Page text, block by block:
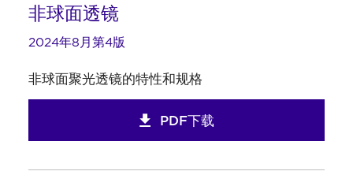
非球面透镜
2024年8月第4版
非球面聚光透镜的特性和规格
PDF下载